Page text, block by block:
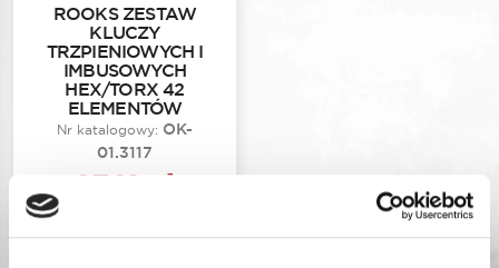
ROOKS ZESTAW
KLUCZY
TRZPIENIOWYCH I
IMBUSOWYCH
HEX/TORX 42
ELEMENTÓW
Nr katalogowy: OK-
01.3117
97,12 zł
Najniższa cena promocyjna
w ciągu ostatnich 30 dni:
97,12zł